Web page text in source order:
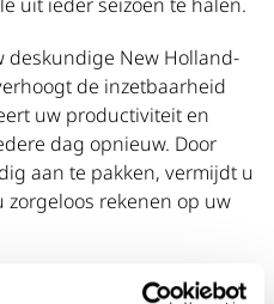
deskundige New Holland-
de inzetbaarheid
uw productiviteit en
dag opnieuw. Door
aan te pakken, vermijdt u
rekenen op uw
onderdelen,